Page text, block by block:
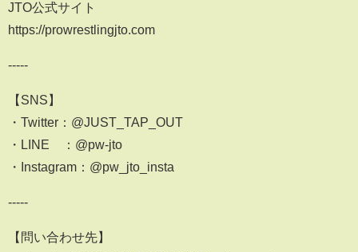
JTO公式サイト
https://prowrestlingjto.com
-----
【SNS】
・Twitter：@JUST_TAP_OUT
・LINE ：@pw-jto
・Instagram：@pw_jto_insta
-----
【問い合わせ先】